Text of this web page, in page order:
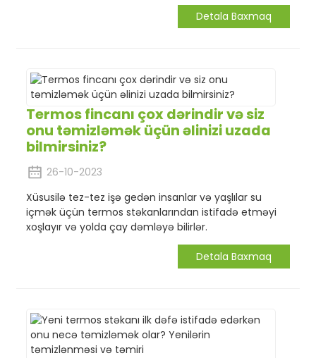
Detala Baxmaq
Termos fincanı çox dərindir və siz
onu təmizləmək üçün əlinizi uzada
bilmirsiniz?
26-10-2023
Xüsusilə tez-tez işə gedən insanlar və yaşlılar su
içmək üçün termos stəkanlarından istifadə etməyi
xoşlayır və yolda çay dəmləyə bilirlər.
Detala Baxmaq